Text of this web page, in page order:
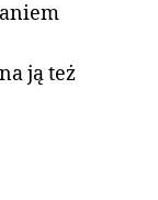
ją też